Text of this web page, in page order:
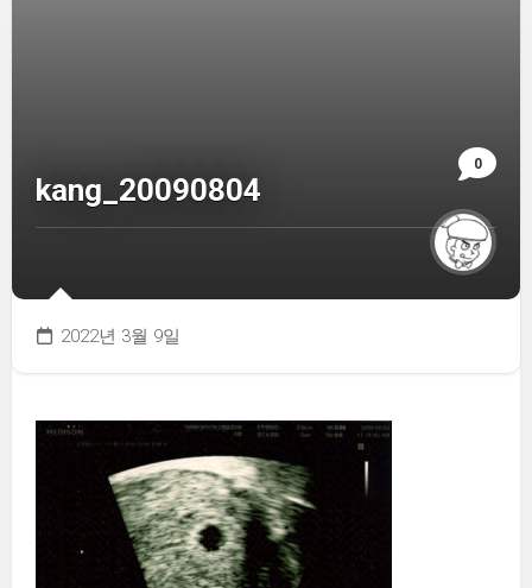
0
kang_20090804
2022년 3월 9일